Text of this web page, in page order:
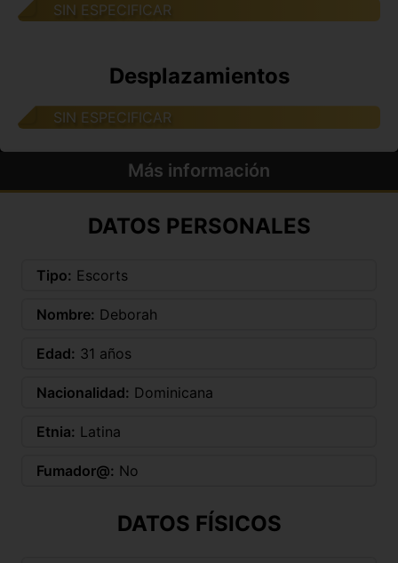
SIN ESPECIFICAR
Desplazamientos
SIN ESPECIFICAR
Más información
DATOS PERSONALES
Tipo: Escorts
Nombre: Deborah
Edad: 31 años
Nacionalidad: Dominicana
Etnia: Latina
Fumador@: No
DATOS FÍSICOS